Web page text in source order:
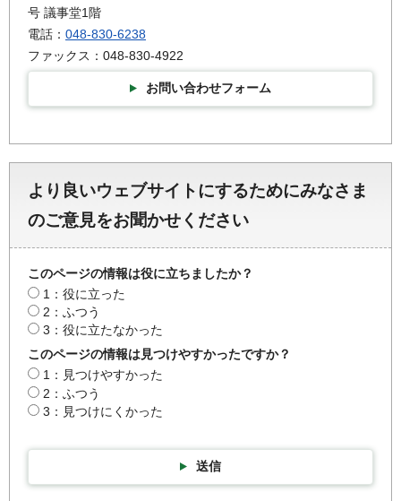
号 議事堂1階
電話： 048-830-6238
ファックス：048-830-4922
お問い合わせフォーム
より良いウェブサイトにするためにみなさま
のご意見をお聞かせください
このページの情報は役に立ちましたか？
1：役に立った
2：ふつう
3：役に立たなかった
このページの情報は見つけやすかったですか？
1：見つけやすかった
2：ふつう
3：見つけにくかった
送信